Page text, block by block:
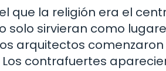
que la religión era el
solo sirvieran como
arquitectos comenzaron
contrafuertes